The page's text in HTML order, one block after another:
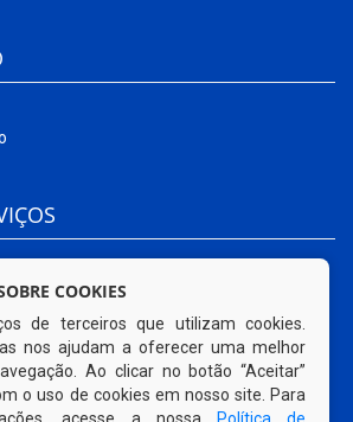
SIC
COOKIES
de terceiros que utilizam cookies.
nos ajudam a oferecer uma melhor
Ao clicar no botão “Aceitar”
o uso de cookies em nosso site. Para